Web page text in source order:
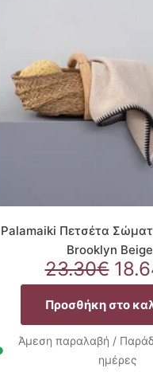
Palamaiki Πετσέτα
Brooklyn Beige
23.30€
Προσθήκη στο
Άμεση παραλαβή /
ημέρες